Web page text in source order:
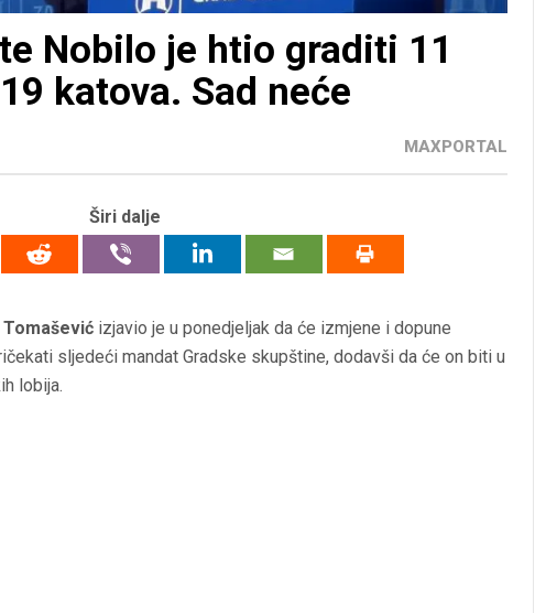
Nobilo je htio graditi 11
katova. Sad neće
MAXPORTAL
Širi dalje
izjavio je u ponedjeljak da će izmjene i dopune
sljedeći mandat Gradske skupštine, dodavši da će on biti u
lobija.